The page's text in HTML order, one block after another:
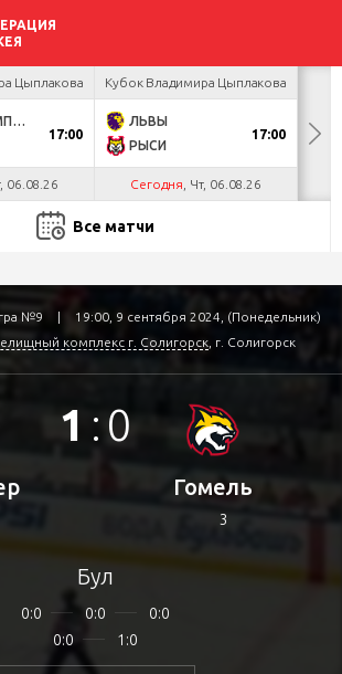
Цыплакова
ДНМ-ОЛИМПИК
17:00
06.08.26
Кубок Владимира Цыплакова
ЛЬВЫ
РЫСИ
17:00
Сегодня , Чт, 06.08.26
Все матчи
№9 |
19:00, 9 сентября 2024, (Понедельник)
комплекс г. Солигорск , г. Солигорск
1 : 0
Бул
0:0 0:0
0:0
0:0
1:0
Гомель
3